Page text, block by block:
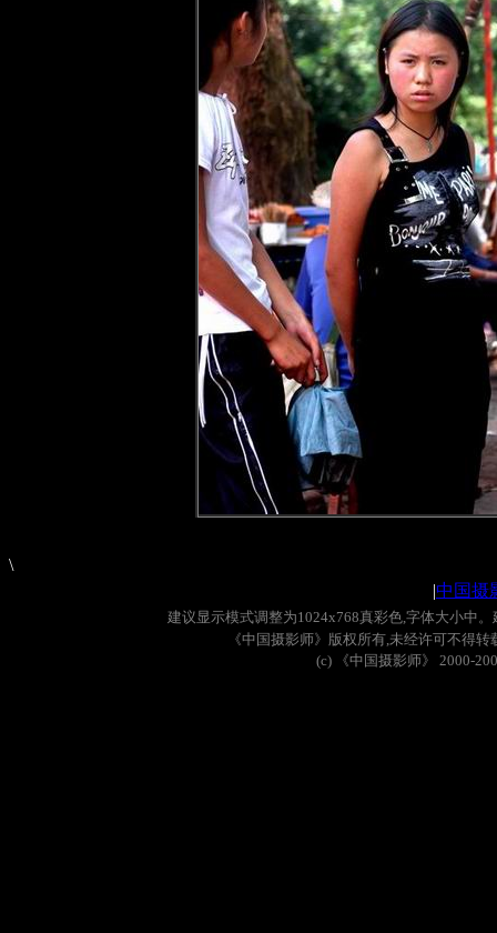
\
|中国摄
建议显示模式调整为1024x768真彩色,字体大小中。
《中国摄影师》版权所有,未经许可不得转
(c)
《中国摄影师》 2000-200